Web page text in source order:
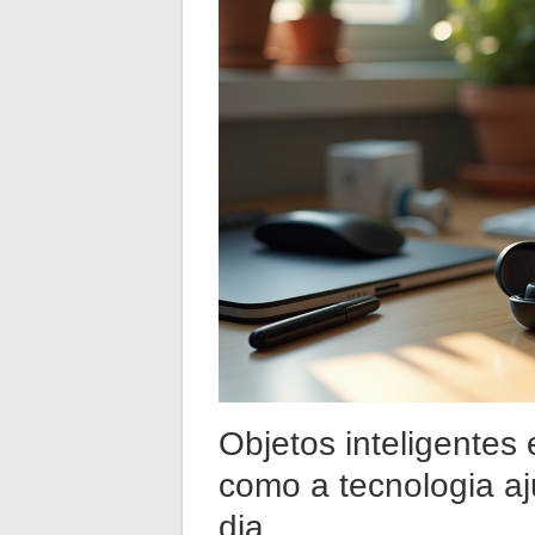
Objetos inteligentes
como a tecnologia
dia